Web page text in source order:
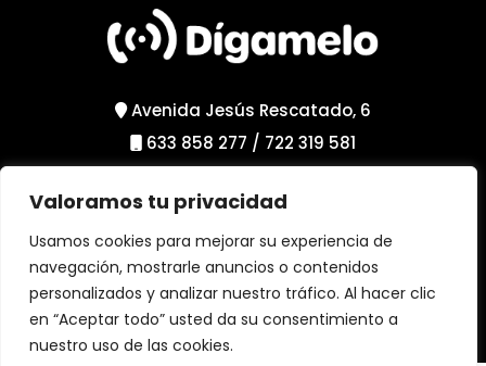
Valoramos tu privacidad
Usamos cookies para mejorar su experiencia de
navegación, mostrarle anuncios o contenidos
personalizados y analizar nuestro tráfico. Al hacer clic
en “Aceptar todo” usted da su consentimiento a
nuestro uso de las cookies.
Avenida Jesús Rescatado, 6
633 858 277 / 722 319 581
Política de Privacidad
Política de Cookies
Aviso Legal